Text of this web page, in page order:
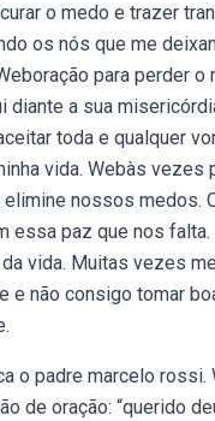
o medo e trazer
os nós que me
para perder o
diante a sua
toda e qualquer
vida. Webàs vezes
nossos medos.
essa paz que nos falta.
vida. Muitas vezes
e não consigo tomar
o padre marcelo rossi.
de oração: “querido